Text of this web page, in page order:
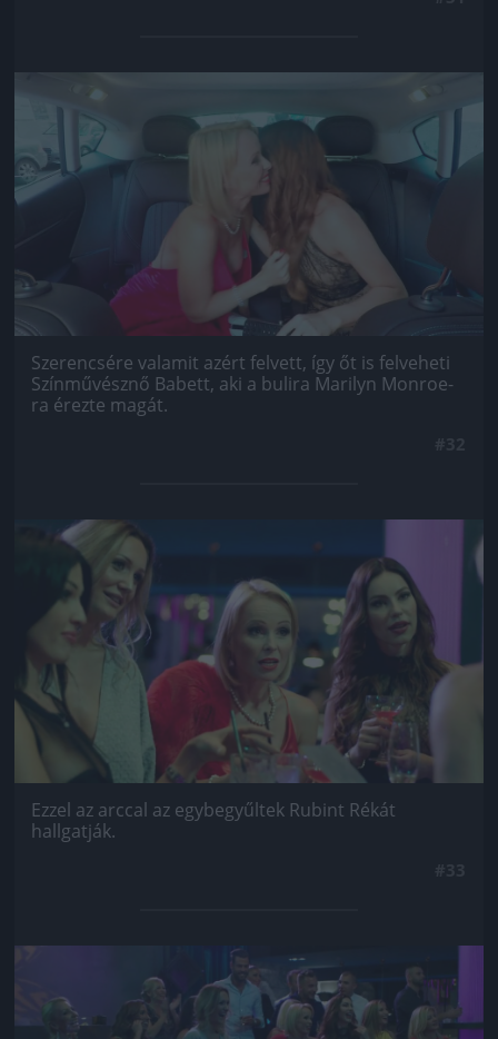
Szerencsére valamit azért felvett, így őt is felveheti
Színművésznő Babett, aki a bulira Marilyn Monroe-
ra érezte magát.
Ezzel az arccal az egybegyűltek Rubint Rékát
hallgatják.
Jön még kép!